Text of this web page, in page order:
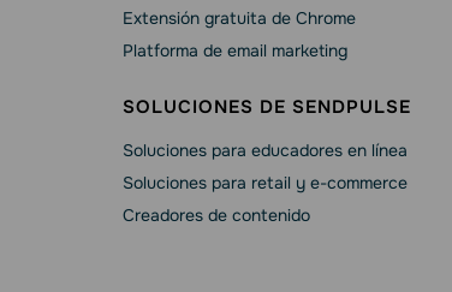
Extensión gratuita de Chrome
Platforma de email marketing
SOLUCIONES DE SENDPULSE
Soluciones para educadores en línea
Soluciones para retail y e-commerce
Creadores de contenido